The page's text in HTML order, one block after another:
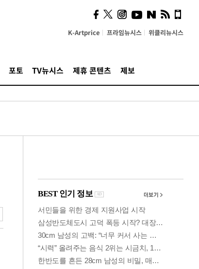
K-Artprice 프라임뉴시스 위클리뉴시스
포토 TV뉴시스 제휴 콘텐츠 제보
사이 해답 찾았죠"…알을
깨고 나온 '초자아'